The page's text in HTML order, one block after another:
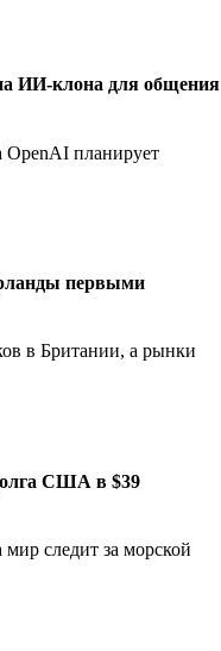
ИИ-клона для общения
OpenAI планирует
первыми
в Британии, а рынки
США в $39
следит за морской